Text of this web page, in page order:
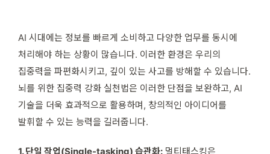
AI 시대에는 정보를 빠르게 소비하고 다양한 업무를 동시에
처리해야 하는 상황이 많습니다. 이러한 환경은 우리의
집중력을 파편화시키고, 깊이 있는 사고를 방해할 수 있습니다.
뇌를 위한 집중력 강화 실천법은 이러한 단점을 보완하고, AI
기술을 더욱 효과적으로 활용하며, 창의적인 아이디어를
발휘할 수 있는 능력을 길러줍니다.
1. 단일 작업(Single-tasking) 습관화: 멀티태스킹은